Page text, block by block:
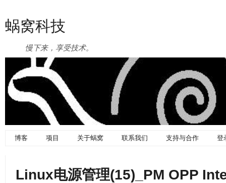
蜗窝科技
慢下来，享受技术。
博客 项目 关于蜗窝 联系我们 支持与合作 登
Linux电源管理(15)_PM OPP